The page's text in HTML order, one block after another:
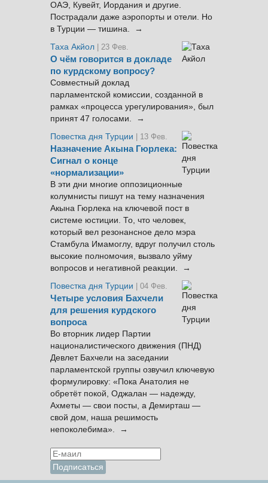
ОАЭ, Кувейт, Иордания и другие.
Пострадали даже аэропорты и отели. Но
в Турции — тишина. →
Таха Акйол | 23 Фев.
О чём говорится в докладе
по курдскому вопросу?
Совместный доклад
парламентской комиссии, созданной в
рамках «процесса урегулирования», был
принят 47 голосами. →
Повестка дня Турции
| 13 Фев.
Назначение Акына Гюрлека:
Сигнал о конце
«нормализации»
В эти дни многие оппозиционные
колумнисты пишут на тему назначения
Акына Гюрлека на ключевой пост в
системе юстиции. То, что человек,
который вел резонансное дело мэра
Стамбула Имамоглу, вдруг получил столь
высокие полномочия, вызвало уйму
вопросов и негативной реакции. →
Повестка дня Турции
| 04 Фев.
Четыре условия Бахчели
для решения курдского
вопроса
Во вторник лидер Партии
националистического движения (ПНД)
Девлет Бахчели на заседании
парламентской группы озвучил ключевую
формулировку: «Пока Анатолия не
обретёт покой, Оджалан — надежду,
Ахметы — свои посты, а Демирташ —
свой дом, наша решимость
непоколебима». →